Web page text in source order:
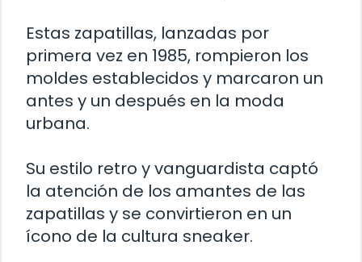
Estas zapatillas, lanzadas por
primera vez en 1985, rompieron los
moldes establecidos y marcaron un
antes y un después en la moda
urbana.
Su estilo retro y vanguardista captó
la atención de los amantes de las
zapatillas y se convirtieron en un
ícono de la cultura sneaker.